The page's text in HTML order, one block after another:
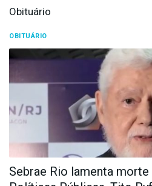
CONOSCO
Copyright
por
Obituário
OBITUÁRIO
Sebrae Rio lamenta